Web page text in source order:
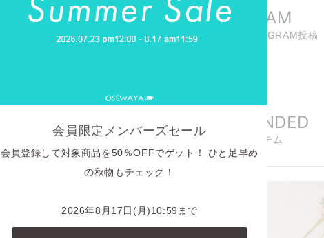
INSTAGRAM
商品に関連したINSTAGRAM投稿
RECOMMENDED
おすすめアイテム
会員限定メンバーズセール
会員登録して対象商品を50％OFFでゲット！ ひと足早め
の秋物もチェック！
2026年8月17日(月)10:59まで